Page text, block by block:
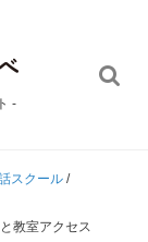
-

スクール /
教室アクセス